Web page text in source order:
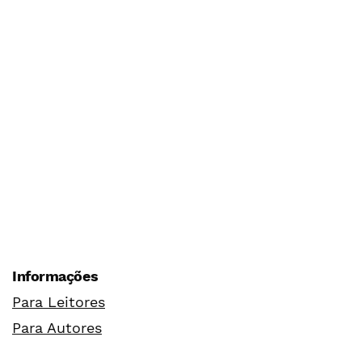
Informações
Para Leitores
Para Autores